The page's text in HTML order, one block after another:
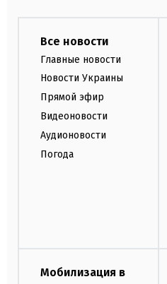
Все новости
Главные новости
Новости Украины
Прямой эфир
Видеоновости
Аудионовости
Погода
Мобилизация в